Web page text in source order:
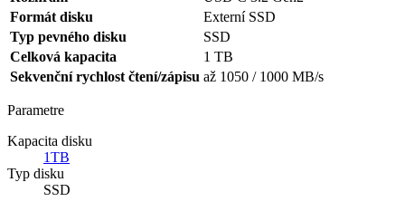
Formát disku
Externí SSD
Typ pevného disku
SSD
Celková kapacita
1 TB
Sekvenční rychlost čtení/zápisu až 1050 / 1000 MB/s
Parametre
Kapacita disku
1TB
Typ disku
SSD